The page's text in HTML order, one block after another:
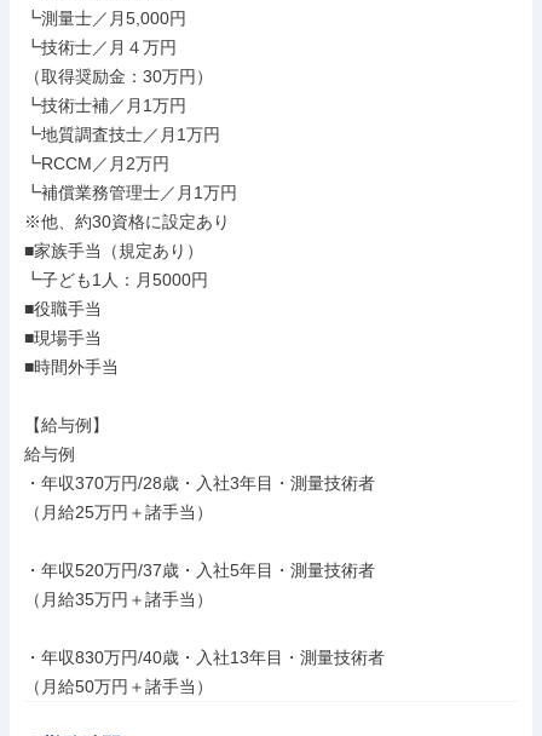
┗測量士／月5,000円
┗技術士／月４万円
（取得奨励金：30万円）
┗技術士補／月1万円
┗地質調査技士／月1万円
┗RCCM／月2万円
┗補償業務管理士／月1万円
※他、約30資格に設定あり
■家族手当（規定あり）
┗子ども1人：月5000円
■役職手当
■現場手当
■時間外手当
【給与例】
給与例
・年収370万円/28歳・入社3年目・測量技術者
（月給25万円＋諸手当）
・年収520万円/37歳・入社5年目・測量技術者
（月給35万円＋諸手当）
・年収830万円/40歳・入社13年目・測量技術者
（月給50万円＋諸手当）